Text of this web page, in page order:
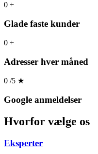
0 +
Glade faste kunder
0 +
Adresser hver måned
0 /5 ★
Google anmeldelser
Hvorfor vælge os
Eksperter